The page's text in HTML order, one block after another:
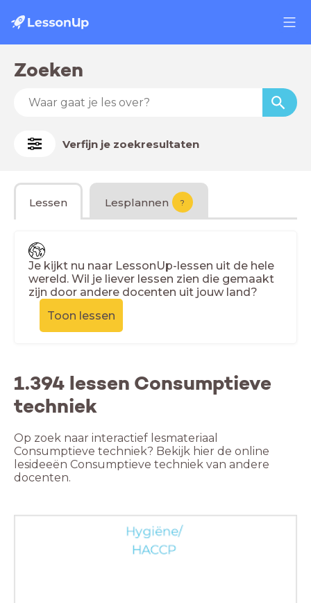
Zoeken
Verfijn je zoekresultaten
Lessen Lesplannen ?
Je kijkt nu naar LessonUp-lessen uit de hele
wereld. Wil je liever lessen zien die gemaakt
zijn door andere docenten uit jouw land?
Toon lessen
1.394 lessen Consumptieve
techniek
Op zoek naar interactief lesmateriaal
Consumptieve techniek? Bekijk hier de online
lesideeën Consumptieve techniek van andere
docenten.